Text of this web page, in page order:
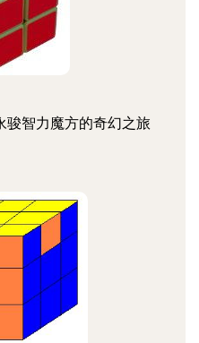
骏智力魔方的奇幻之旅